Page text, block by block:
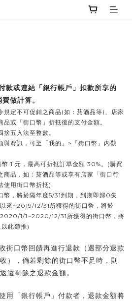
款或連結「銀行帳戶」扣款所享的
做計算。
規定不可促銷之商品(如：菸酒品等)、店家
品或「街口幣」折抵後的支付金額。
五入法至整數。
與資訊，可至「我的」>「街口幣」內觀
幣 1 元，最高可折抵訂單金額 30%。(購買
商品，如：菸酒品等或享有店家「街口行
使用街口幣折抵)
幣，將於隔年度5/31到期，到期即歸0失
來~2019/12/31所獲得的街口幣，將於
1/1~2020/12/31所獲得的街口幣，將
此類推)
街口幣回饋再進行退款（遇部分退款
），倘若剩餘的街口幣不足時，則
還剩餘之退款金額。
用「銀行帳戶」付款者，退款金額將